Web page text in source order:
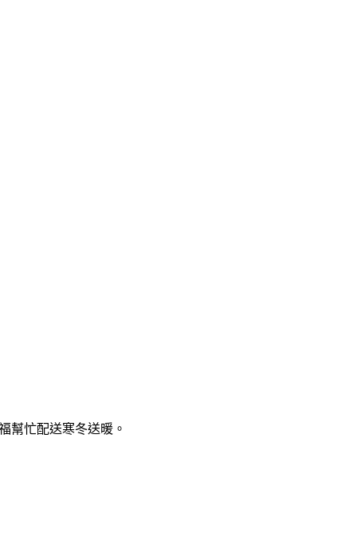
幫忙配送寒冬送暖。